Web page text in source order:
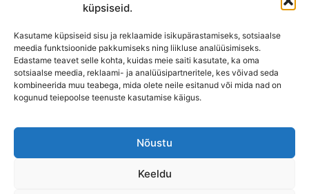
küpsiseid.
Kasutame küpsiseid sisu ja reklaamide isikupärastamiseks, sotsiaalse
meedia funktsioonide pakkumiseks ning liikluse analüüsimiseks.
Edastame teavet selle kohta, kuidas meie saiti kasutate, ka oma
sotsiaalse meedia, reklaami- ja analüüsipartneritele, kes võivad seda
kombineerida muu teabega, mida olete neile esitanud või mida nad on
kogunud teiepoolse teenuste kasutamise käigus.
Nõustu
Keeldu
KONTAKT